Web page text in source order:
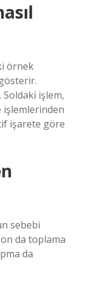
örnek
işlem,
işlemlerinden
işarete göre
sebebi
da toplama
da